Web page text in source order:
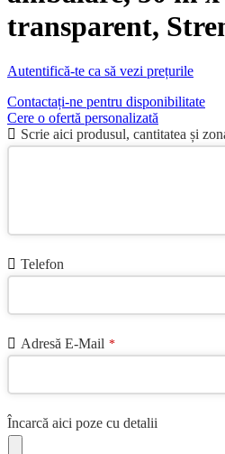
transparent,
Autentifică-te ca să vezi prețurile
Contactați-ne pentru disponibilitate
Cere o ofertă personalizată
Email
Address *
Scrie aici produsul, cantitatea și
Telefon
Adresă E-Mail *
Încarcă aici poze cu detalii